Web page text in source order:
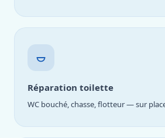
Réparation toilette
WC bouché, chasse, flotteur — sur